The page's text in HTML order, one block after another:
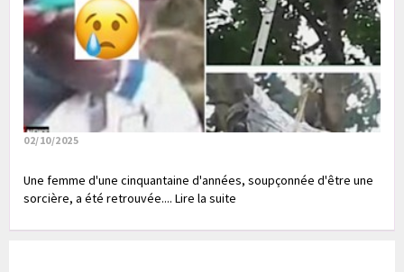
02/10/2025
Une femme d'une cinquantaine d'années, soupçonnée d'être une
sorcière, a été retrouvée.... Lire la suite